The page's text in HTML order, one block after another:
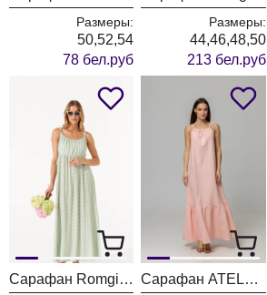
Размеры:
50,52,54
78 бел.руб
Размеры:
44,46,48,50
213 бел.руб
Сарафан Romgil РТ0140-ВИ4 молочный + светлый хаки + нежно-голубой Сарафан ATELERO 1138 розовый